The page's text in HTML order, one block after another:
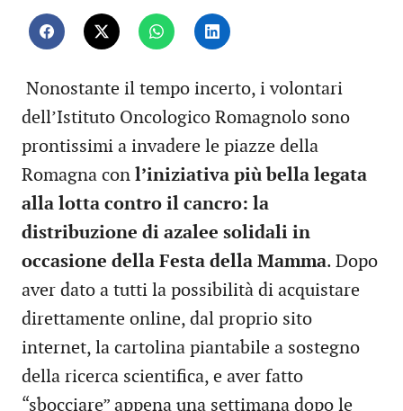
Nonostante il tempo incerto, i volontari
dell’Istituto Oncologico Romagnolo sono
prontissimi a invadere le piazze della
Romagna con l’iniziativa più bella legata
alla lotta contro il cancro: la
distribuzione di azalee solidali in
occasione della Festa della Mamma. Dopo
aver dato a tutti la possibilità di acquistare
direttamente online, dal proprio sito
internet, la cartolina piantabile a sostegno
della ricerca scientifica, e aver fatto
“sbocciare” appena una settimana dopo le